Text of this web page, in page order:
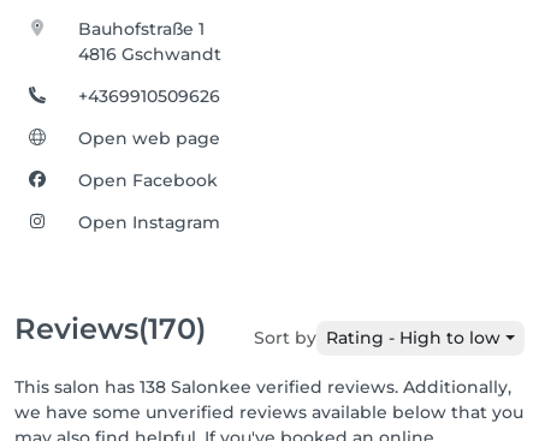
Bauhofstraße 1
4816 Gschwandt
+4369910509626
Open web page
Open Facebook
Open Instagram
Reviews(170) Sort by Rating - High to low
This salon has 138 Salonkee verified reviews. Additionally,
we have some unverified reviews available below that you